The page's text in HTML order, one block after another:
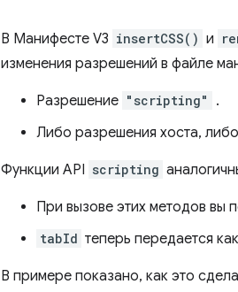
В Манифесте V3 insertCSS() и
изменения разрешений в файле
Разрешение "scripting"
.
Либо разрешения хоста,
Функции API scripting
При вызове этих методов вы
tabId теперь передается
В примере показано, как это